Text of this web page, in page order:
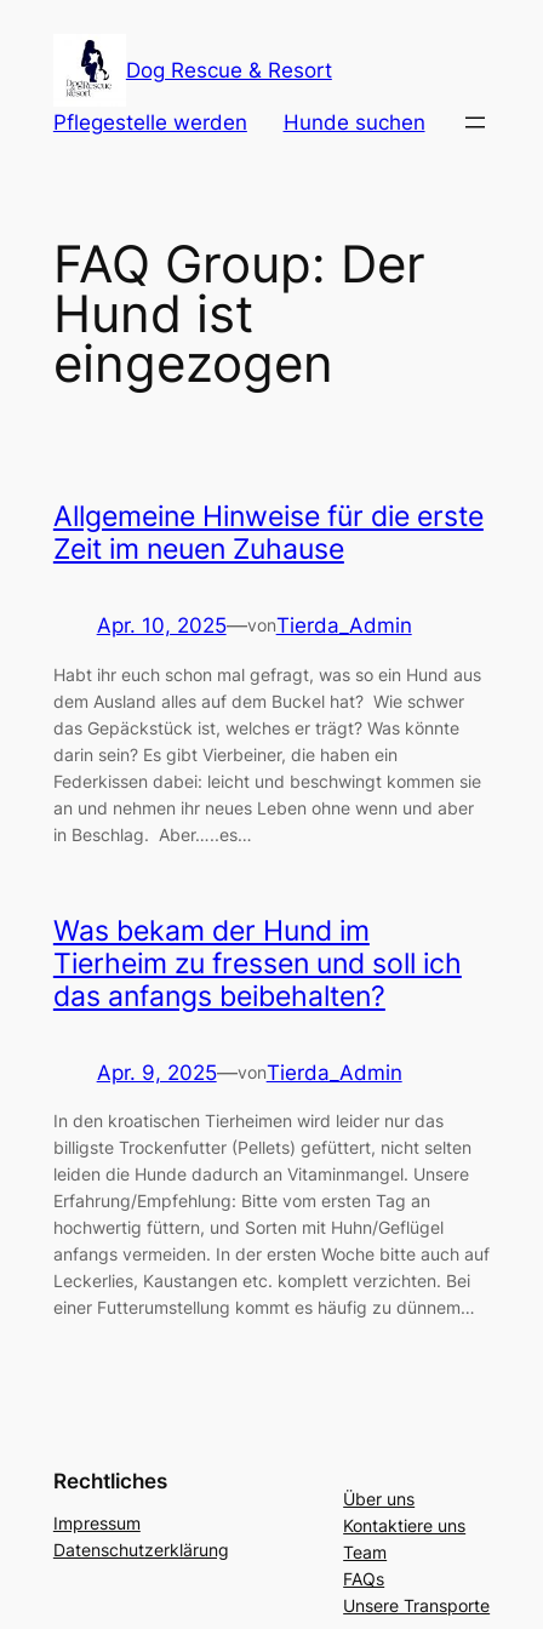
springen
Dog Rescue & Resort
Pflegestelle werden Hunde suchen
FAQ Group: Der
Hund ist
eingezogen
Allgemeine Hinweise für die erste
Zeit im neuen Zuhause
Apr. 10, 2025—vonTierda_Admin
Habt ihr euch schon mal gefragt, was so ein Hund aus
dem Ausland alles auf dem Buckel hat? Wie schwer
das Gepäckstück ist, welches er trägt? Was könnte
darin sein? Es gibt Vierbeiner, die haben ein
Federkissen dabei: leicht und beschwingt kommen sie
an und nehmen ihr neues Leben ohne wenn und aber
in Beschlag. Aber…..es…
Was bekam der Hund im
Tierheim zu fressen und soll ich
das anfangs beibehalten?
Apr. 9, 2025—vonTierda_Admin
In den kroatischen Tierheimen wird leider nur das
billigste Trockenfutter (Pellets) gefüttert, nicht selten
leiden die Hunde dadurch an Vitaminmangel. Unsere
Erfahrung/Empfehlung: Bitte vom ersten Tag an
hochwertig füttern, und Sorten mit Huhn/Geflügel
anfangs vermeiden. In der ersten Woche bitte auch auf
Leckerlies, Kaustangen etc. komplett verzichten. Bei
einer Futterumstellung kommt es häufig zu dünnem…
Rechtliches
Impressum
Datenschutzerklärung
Über uns
Kontaktiere uns
Team
FAQs
Unsere Transporte